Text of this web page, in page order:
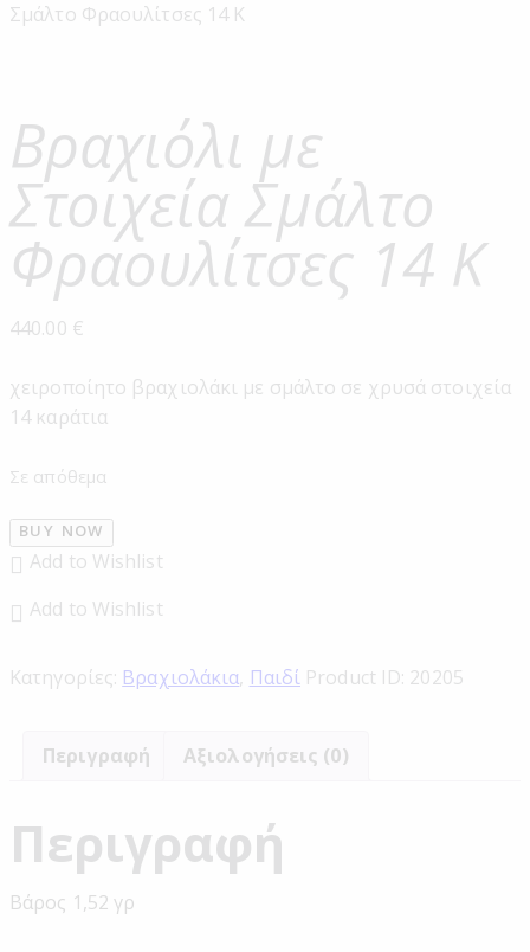
Σμάλτο Φραουλίτσες 14 Κ
Βραχιόλι με
Στοιχεία Σμάλτο
Φραουλίτσες 14 Κ
440.00 €
χειροποίητο βραχιολάκι με σμάλτο σε χρυσά στοιχεία
14 καράτια
Σε απόθεμα
BUY NOW
Add to Wishlist
Add to Wishlist
Κατηγορίες: Βραχιολάκια, Παιδί Product ID: 20205
Περιγραφή Αξιολογήσεις (0)
Περιγραφή
Βάρος 1,52 γρ